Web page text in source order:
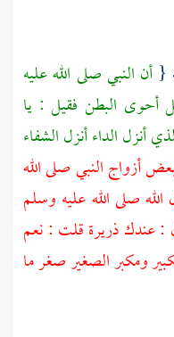
{أن النبي صلى الله عليه
أحوى البطن فقيل : يا
أنزل الداء أنزل الشفاء
أزواج النبي صلى الله
صلى الله عليه وسلم
عندك ذريرة قلت : نعم
ومكبر الصغير صغر ما